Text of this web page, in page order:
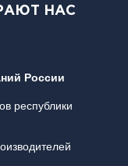
НАС
России
республики